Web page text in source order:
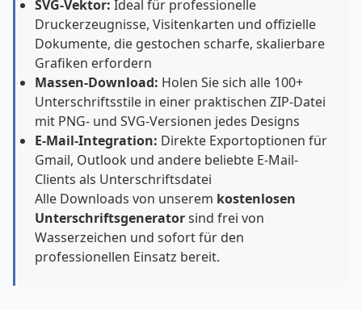
SVG-Vektor: Ideal für professionelle
Druckerzeugnisse, Visitenkarten und offizielle
Dokumente, die gestochen scharfe, skalierbare
Grafiken erfordern
Massen-Download: Holen Sie sich alle 100+
Unterschriftsstile in einer praktischen ZIP-Datei
mit PNG- und SVG-Versionen jedes Designs
E-Mail-Integration: Direkte Exportoptionen für
Gmail, Outlook und andere beliebte E-Mail-
Clients als Unterschriftsdatei
Alle Downloads von unserem kostenlosen
Unterschriftsgeneratorsind frei von
Wasserzeichen und sofort für den
professionellen Einsatz bereit.